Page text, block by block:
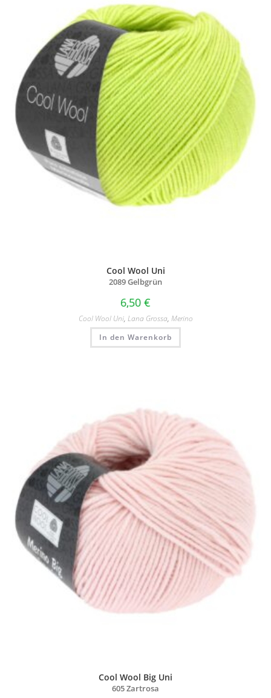
Cool Wool Uni
2089 Gelbgrün
6,50 €
Cool Wool Uni, Lana Grossa, Merino
In den Warenkorb
Cool Wool Big Uni
605 Zartrosa